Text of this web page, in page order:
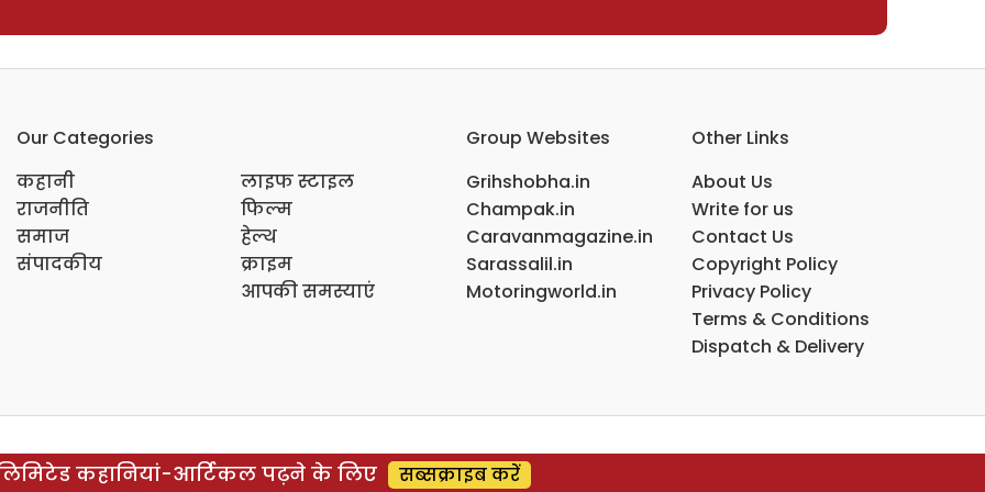
Our Categories
कहानी
राजनीति
समाज
संपादकीय
लाइफ स्टाइल
फिल्म
हेल्थ
क्राइम
आपकी समस्याएं
Group Websites
Grihshobha.in
Champak.in
Caravanmagazine.in
Sarassalil.in
Motoringworld.in
Other Links
About Us
Write for us
Contact Us
Copyright Policy
Privacy Policy
Terms & Conditions
Dispatch & Delivery
कहानियां-आर्टिकल पढ़ने के लिए सब्सक्राइब करें